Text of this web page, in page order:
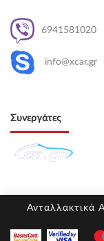
6941581020
info@xcar.gr
Συνεργάτες
Ανταλλακτικά